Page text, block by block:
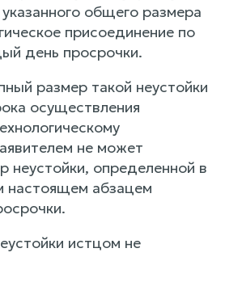
общего размера
присоединение по
день просрочки.
размер такой неустойки
осуществления
не может
неустойки, определенной в
настоящем абзацем
истцом не